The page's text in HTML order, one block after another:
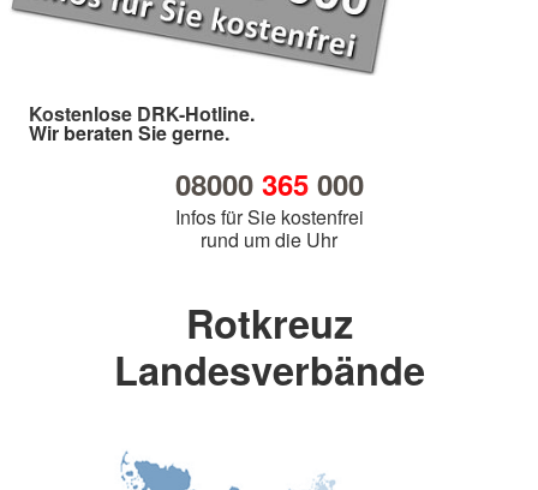
Kostenlose DRK-Hotline.
Wir beraten Sie gerne.
08000 365000
Infos für Sie kostenfrei
rund um die Uhr
Rotkreuz
Landesverbände